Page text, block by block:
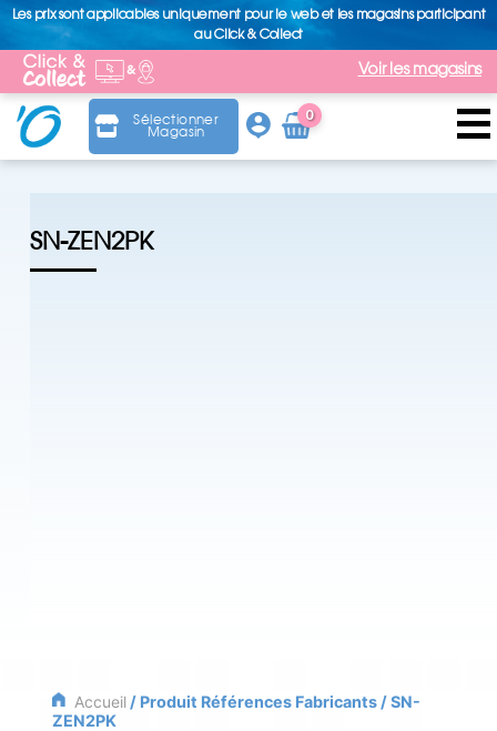
Les prix sont applicables uniquement pour le web et les magasins participant
au Click & Collect
Voir les magasins
Sélectionner
Magasin
0
Arti
cle
SN-ZEN2PK
Accueil/ Produit Références Fabricants / SN-
ZEN2PK